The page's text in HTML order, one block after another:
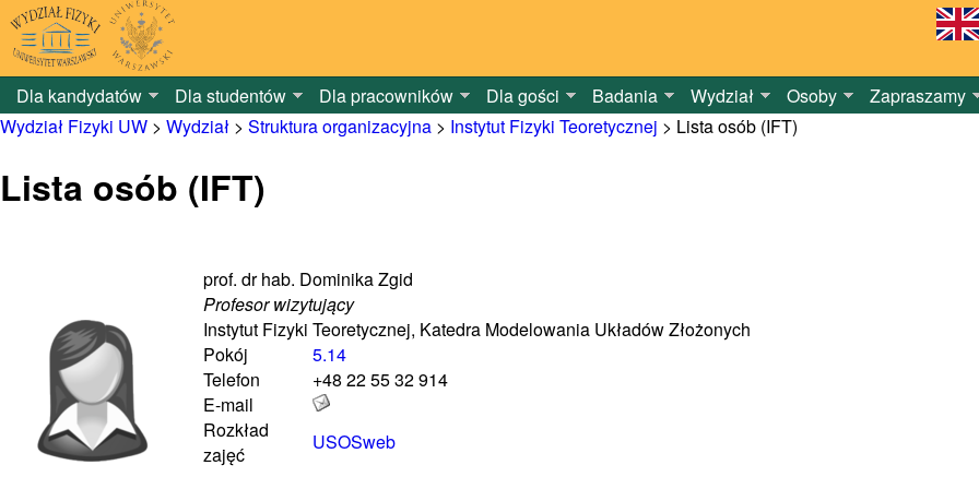
Dla kandydatów Dla studentów Dla pracowników Dla gości Badania Wydział Osoby Zapraszamy
Wydział Fizyki UW > Wydział > Struktura organizacyjna > Instytut Fizyki Teoretycznej > Lista osób (IFT)
Lista osób (IFT)
prof. dr hab. Dominika Zgid
Profesor wizytujący
Instytut Fizyki Teoretycznej, Katedra Modelowania Układów Złożonych
Pokój
5.14
Telefon
+48 22 55 32 914
E-mail
Rozkład
zajęć
USOSweb